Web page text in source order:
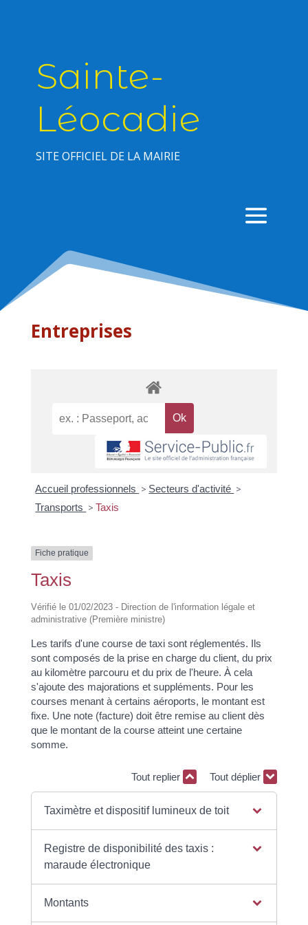
Sainte-
Léocadie
SITE OFFICIEL DE LA MAIRIE
Entreprises
Accueil professionnels > Secteurs d'activité >
Transports > Taxis
Fiche pratique
Taxis
Vérifié le 01/02/2023 - Direction de l'information légale et
administrative (Première ministre)
Les tarifs d'une course de taxi sont réglementés. Ils
sont composés de la prise en charge du client, du prix
au kilomètre parcouru et du prix de l'heure. À cela
s'ajoute des majorations et suppléments. Pour les
courses menant à certains aéroports, le montant est
fixe. Une note (facture) doit être remise au client dès
que le montant de la course atteint une certaine
somme.
Tout replier Tout déplier
Taximètre et dispositif lumineux de toit
Registre de disponibilité des taxis :
maraude électronique
Montants